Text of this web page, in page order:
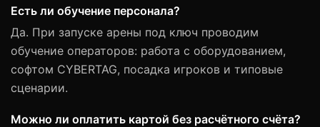
Есть ли обучение персонала?
Да. При запуске арены под ключ проводим
обучение операторов: работа с оборудованием,
софтом CYBERTAG, посадка игроков и типовые
сценарии.
Можно ли оплатить картой без расчётного счёта?